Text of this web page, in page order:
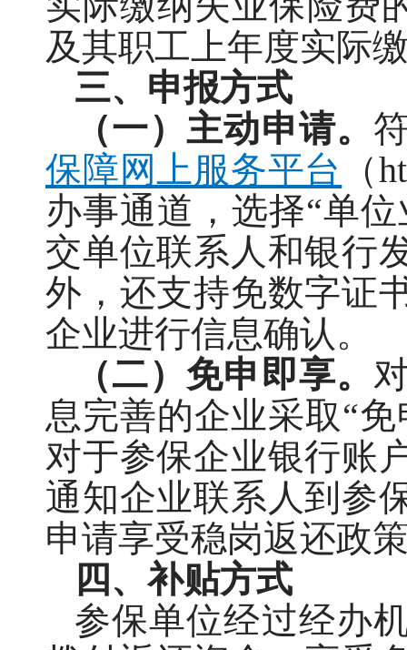
及其职工上年度实际
三、申报方式
（一）主动申请。
保障网上服务平台
（
办事通道，选择“单
交单位联系人和银行
外，还支持免数字证
企业进行信息确认。
（二）免申即享。
息完善的企业采取“
对于参保企业银行账
通知企业联系人到参
申请享受稳岗返还政
四、补贴方式
参保单位经过经办